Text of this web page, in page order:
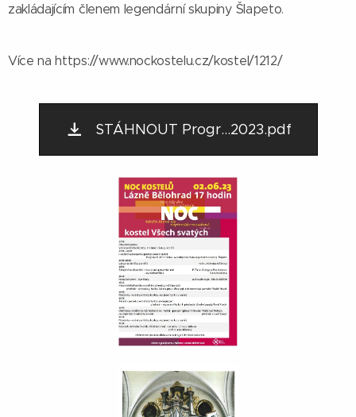
zakládajícím členem legendární skupiny Šlapeto.
Více na https://www.nockostelu.cz/kostel/1212/
STÁHNOUT Progr...2023.pdf